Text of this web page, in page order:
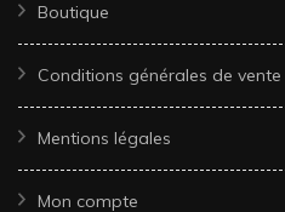
Boutique
Conditions générales de vente
Mentions légales
Mon compte